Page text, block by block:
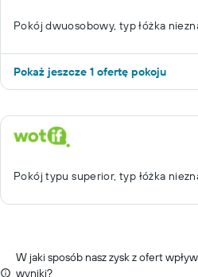
Pokój dwuosobowy, typ łóżka
Pokaż jeszcze 1 ofertę pokoju
Pokój typu superior, typ łóżka
W jaki sposób nasz zysk z ofert
wyniki?